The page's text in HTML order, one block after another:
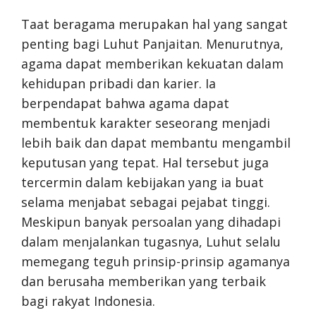
Taat beragama merupakan hal yang sangat
penting bagi Luhut Panjaitan. Menurutnya,
agama dapat memberikan kekuatan dalam
kehidupan pribadi dan karier. Ia
berpendapat bahwa agama dapat
membentuk karakter seseorang menjadi
lebih baik dan dapat membantu mengambil
keputusan yang tepat. Hal tersebut juga
tercermin dalam kebijakan yang ia buat
selama menjabat sebagai pejabat tinggi.
Meskipun banyak persoalan yang dihadapi
dalam menjalankan tugasnya, Luhut selalu
memegang teguh prinsip-prinsip agamanya
dan berusaha memberikan yang terbaik
bagi rakyat Indonesia.